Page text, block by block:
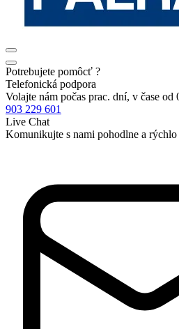
Potrebujete pomôcť ?
Telefonická podpora
Volajte nám počas prac. dní, v čase od
903 229 601
Live Chat
Komunikujte s nami pohodlne a